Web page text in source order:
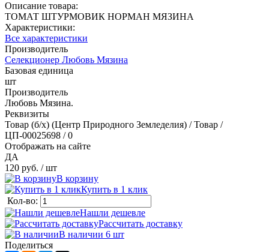
Описание товара:
ТОМАТ ШТУРМОВИК НОРМАН МЯЗИНА
Характеристики:
Все характеристики
Производитель
Селекционер Любовь Мязина
Базовая единица
шт
Производитель
Любовь Мязина.
Реквизиты
Товар (б/х) (Центр Природного Земледелия) / Товар /
ЦП-00025698 / 0
Отображать на сайте
ДА
120 руб. / шт
В корзину
Купить в 1 клик
Кол-во:
Нашли дешевле
Рассчитать доставку
В наличии 6 шт
Поделиться